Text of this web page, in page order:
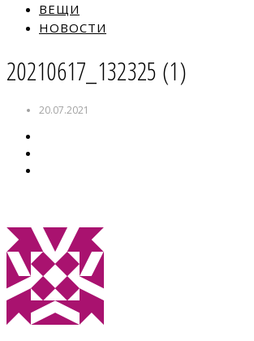
ВЕЩИ
НОВОСТИ
20210617_132325 (1)
20.07.2021